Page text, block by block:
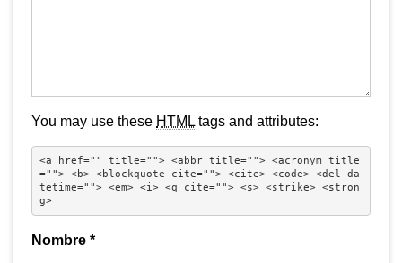
You may use these HTML tags and attributes:
<a href="" title=""> <abbr title=""> <acronym title
=""> <b> <blockquote cite=""> <cite> <code> <del da
tetime=""> <em> <i> <q cite=""> <s> <strike> <stron
g>
Nombre *